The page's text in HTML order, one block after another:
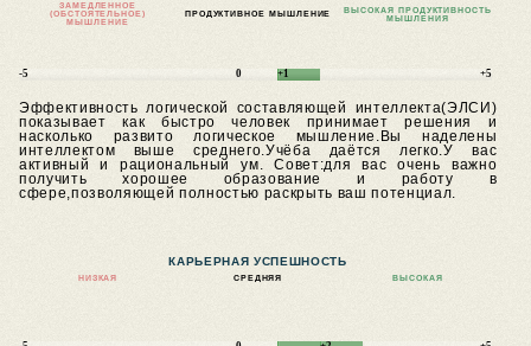
ЗАМЕДЛЕННОЕ
(ОБСТОЯТЕЛЬНОЕ)
МЫШЛЕНИЕ
ПРОДУКТИВНОЕ МЫШЛЕНИЕ
ВЫСОКАЯ ПРОДУКТИВНОСТЬ
МЫШЛЕНИЯ
-5 0 +1 +5
Эффективность логической составляющей интеллекта(ЭЛСИ)
показывает как быстро человек принимает решения и
насколько развито логическое мышление.Вы наделены
интеллектом выше среднего.Учёба даётся легко.У вас
активный и рациональный ум.Совет:для вас очень важно
получить хорошее образование и работу в
сфере,позволяющей полностью раскрыть ваш потенциал.
КАРЬЕРНАЯ УСПЕШНОСТЬ
НИЗКАЯ СРЕДНЯЯ ВЫСОКАЯ